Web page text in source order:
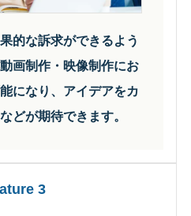
的な訴求ができるよう
画制作・映像制作にお
になり、アイデアをカ
どが期待できます。
3